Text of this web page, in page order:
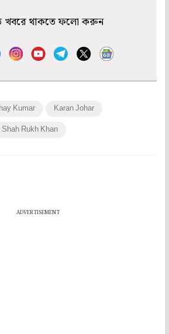
খবরে থাকতে ফলো করুন
Kumar Karan Johar
Shah Rukh Khan
ADVERTISEMENT